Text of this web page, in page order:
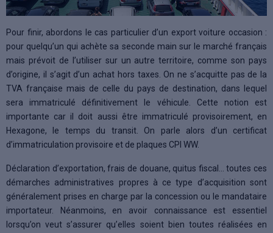
Pour finir, abordons le cas particulier d’un export voiture occasion :
pour quelqu’un qui achète sa seconde main sur le marché français
mais prévoit de l’utiliser sur un autre territoire, comme son pays
d’origine, il s’agit d’un achat hors taxes. On ne s’acquitte pas de la
TVA française mais de celle du pays de destination, dans lequel
sera immatriculé définitivement le véhicule. Cette notion est
importante car il doit aussi être immatriculé provisoirement, en
Hexagone, le temps du transit. On parle alors d’un certificat
d’immatriculation provisoire et de plaques CPI WW.
Déclaration d’exportation, frais de douane, quitus fiscal… toutes ces
démarches administratives propres à ce type d’acquisition sont
généralement prises en charge par la concession ou le mandataire
importateur. Néanmoins, en avoir connaissance est essentiel
lorsqu’on veut s’assurer qu’elles soient bien toutes réalisées en